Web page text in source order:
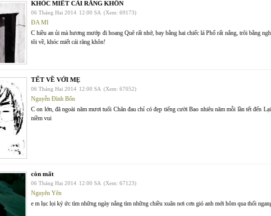
KHÓC MIẾT CÁI RĂNG KHÔN
06 Tháng Hai 2014 12:00 SA (Xem: 69173)
ĐA MI
C hiều an ủi mà hương mướp đi hoang Quê rất nhớ, bay bằng hai chiếc lá Phố rất nắng, trôi bằng
tôi về, khóc miết cái răng khôn!
TẾT VỀ VỚI MẸ
06 Tháng Hai 2014 12:00 SA (Xem: 67052)
Nguyễn Đình Bổn
C on lớn, đã ngoài năm mươi tuổi Chân đau chỉ có đẹp tiếng cười Bao nhiêu năm mỗi lần tết đến
niềm vui
còn mất
06 Tháng Hai 2014 12:00 SA (Xem: 67123)
Nguyên Yên
e m lục lọi ký ức tìm những ngày nắng tìm những chiều xuân nơi cơn gió anh mới hôm qua thổi